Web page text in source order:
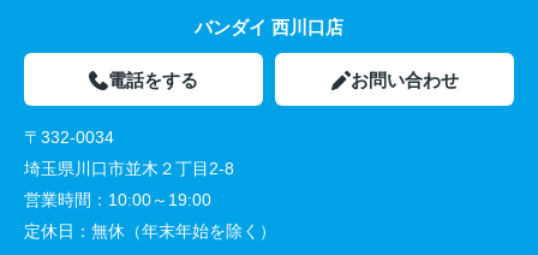
バンダイ 西川口店
電話をする お問い合わせ
〒332-0034
埼玉県川口市並木２丁目2-8
営業時間： 10:00～19:00
定休日： 無休（年末年始を除く）